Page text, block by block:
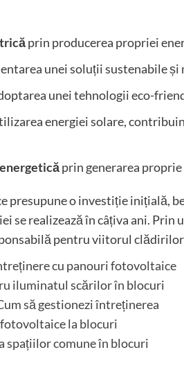
prin producerea propriei
unei soluții sustenabile și
unei tehnologii eco-
energiei solare,
prin generarea proprie
o investiție inițială,
se realizează în câțiva ani. Prin
pentru viitorul
cu panouri fotovoltaice
iluminatul scărilor în blocuri
să gestionezi întreținerea
la blocuri
spațiilor comune în blocuri